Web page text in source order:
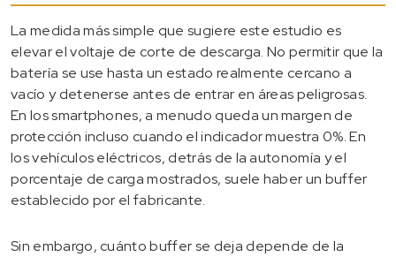
La medida más simple que sugiere este estudio es
elevar el voltaje de corte de descarga. No permitir que la
batería se use hasta un estado realmente cercano a
vacío y detenerse antes de entrar en áreas peligrosas.
En los smartphones, a menudo queda un margen de
protección incluso cuando el indicador muestra 0%. En
los vehículos eléctricos, detrás de la autonomía y el
porcentaje de carga mostrados, suele haber un buffer
establecido por el fabricante.
Sin embargo, cuánto buffer se deja depende de la